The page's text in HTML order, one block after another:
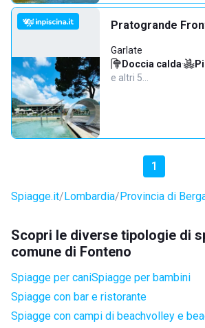
Pratogrande
Garlate
Doccia calda·
e altri 5…
1
Spiagge.it Lombardia Provincia di
Scopri le diverse tipologie di
comune di Fonteno
Spiagge per caniSpiagge per bambini
Spiagge con bar e ristorante
Spiagge con campi di beachvolley e